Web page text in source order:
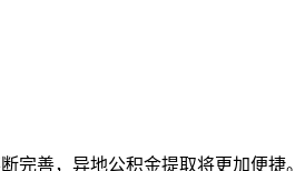
善，异地公积金提取将更加便捷。